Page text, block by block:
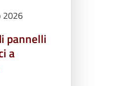
2026
pannelli
a